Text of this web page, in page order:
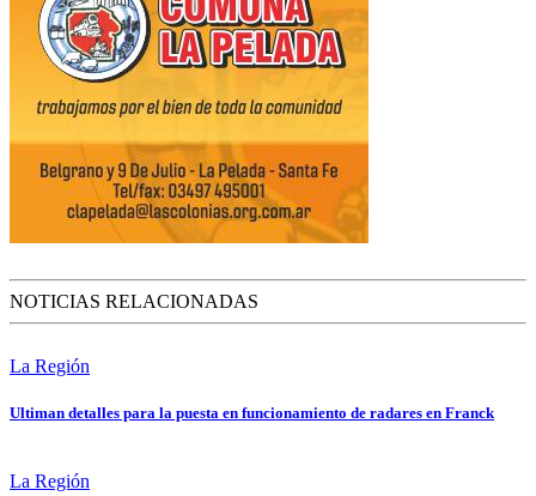
NOTICIAS RELACIONADAS
La Región
Ultiman detalles para la puesta en funcionamiento de radares en Franck
La Región